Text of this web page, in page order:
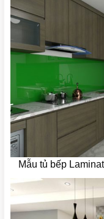
Mẫu tủ bếp